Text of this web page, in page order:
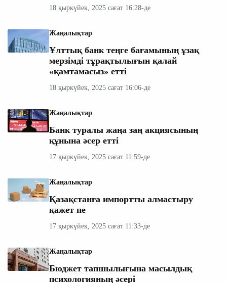
18 қыркүйек, 2025 сағат 16:28-де
Жаңалықтар
Ұлттық банк теңге бағамының ұзақ
мерзімді тұрақтылығын қалай
«қамтамасыз» етті
18 қыркүйек, 2025 сағат 16:06-де
Жаңалықтар
Банк туралы жаңа заң акциясының
құнына әсер етті
17 қыркүйек, 2025 сағат 11:59-де
Жаңалықтар
Қазақстанға импортты алмастыру
қажет пе
17 қыркүйек, 2025 сағат 11:33-де
Жаңалықтар
Бюджет тапшылығына масылдық
психологияның әсері